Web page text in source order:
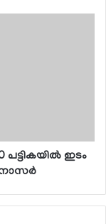
ഇടം